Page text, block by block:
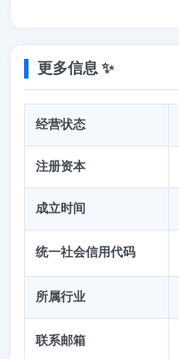
更多信息 ✨
经营状态
注册资本
成立时间
统一社会信用代码
所属行业
联系邮箱